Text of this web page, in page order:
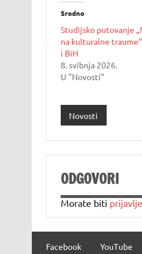
Srodno
Studijsko putovanje
na kulturalne
i BiH
8. svibnja 2026.
U "Novosti"
Novosti
ODGOVORI
Morate biti
Facebook YouTube